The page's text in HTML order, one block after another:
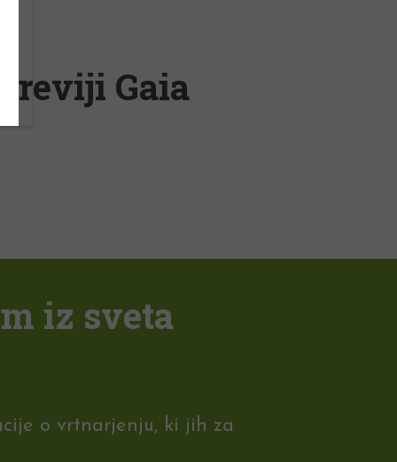
reviji Gaia
iz sveta
o vrtnarjenju, ki jih za